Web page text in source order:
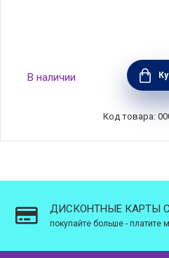
Крышка стеклянная 26
В наличии
Код товара:
ДИСКОНТНЫЕ КАРТЫ
покупайте больше - платите